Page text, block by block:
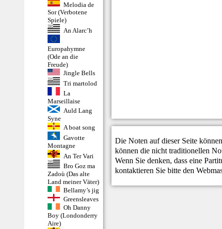
Melodia de
Sor (Verbotene
Spiele)
An Alarc’h
Europahymne
(Ode an die
Freude)
Jingle Bells
Tri martolod
La
Marseillaise
Auld Lang
Syne
A boat song
Gavotte
Montagne
An Ter Vari
Bro Goz ma
Zadoù (Das alte
Land meiner Väter)
Bellamy’s jig
Greensleaves
Oh Danny
Boy (Londonderry
Aire)
Die Noten auf dieser Seite
können die nicht traditionellen
Wenn Sie denken, dass eine
kontaktieren Sie bitte den